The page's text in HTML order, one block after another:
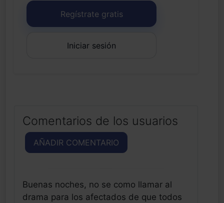
Regístrate gratis
Iniciar sesión
Comentarios de los usuarios
AÑADIR COMENTARIO
Buenas noches, no se como llamar al
drama para los afectados de que todos